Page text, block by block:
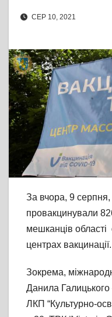
СЕР 10, 2021
За вчора, 9 серпня,
провакцинували
мешканців
центрах вакцинації.
Зокрема,
Данила
ЛКП “Культурно-